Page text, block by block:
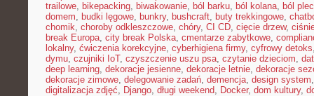
trailowe, bikepacking, biwakowanie, ból barku, ból kolana, ból
domem, budki lęgowe, bunkry, bushcraft, buty trekkingowe,
chomik, choroby odkleszczowe, chóry, CI CD, cięcie drzew,
break Europa, city break Polska, cmentarze zabytkowe,
lokalny, ćwiczenia korekcyjne, cyberhigiena firmy, cyfrowy detoks
dymu, czujniki IoT, czyszczenie uszu psa, czytanie dzieciom,
deep learning, dekoracje jesienne, dekoracje letnie, dekoracje
dekoracje zimowe, delegowanie zadań, demencja, design system
digitalizacja zdjęć, Django, długi weekend, Docker, dom kultury,